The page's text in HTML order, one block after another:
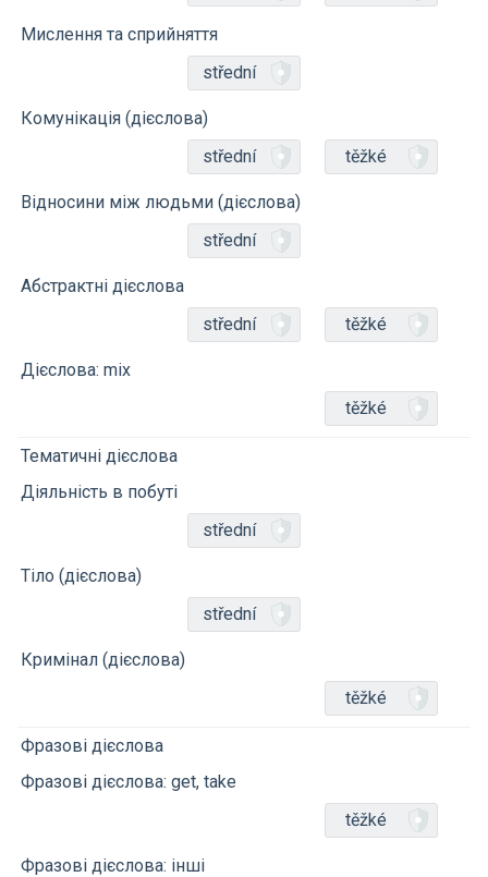
Мислення та сприйняття
střední
Комунікація (дієслова)
střední
těžké
Відносини між людьми (дієслова)
střední
Абстрактні дієслова
střední
těžké
Дієслова: mix
těžké
Тематичні дієслова
Діяльність в побуті
střední
Тіло (дієслова)
střední
Кримінал (дієслова)
těžké
Фразові дієслова
Фразові дієслова: get, take
těžké
Фразові дієслова: інші